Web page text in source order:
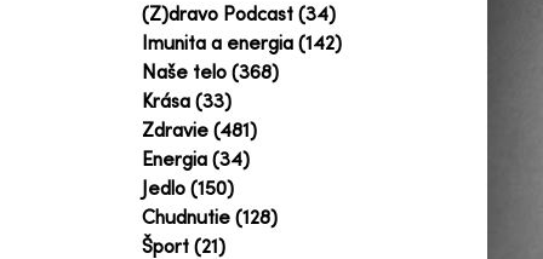
(Z)dravo Podcast (34)
Imunita a energia (142)
Naše telo (368)
Krása (33)
Zdravie (481)
Energia (34)
Jedlo (150)
Chudnutie (128)
Šport (21)